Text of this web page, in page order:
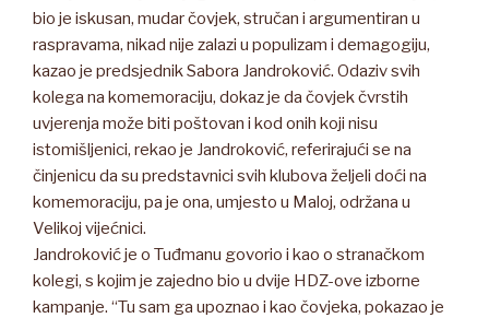
bio je iskusan, mudar čovjek, stručan i argumentiran u
raspravama, nikad nije zalazi u populizam i demagogiju,
kazao je predsjednik Sabora Jandroković. Odaziv svih
kolega na komemoraciju, dokaz je da čovjek čvrstih
uvjerenja može biti poštovan i kod onih koji nisu
istomišljenici, rekao je Jandroković, referirajući se na
činjenicu da su predstavnici svih klubova željeli doći na
komemoraciju, pa je ona, umjesto u Maloj, održana u
Velikoj vijećnici.
Jandroković je o Tuđmanu govorio i kao o stranačkom
kolegi, s kojim je zajedno bio u dvije HDZ-ove izborne
kampanje. “Tu sam ga upoznao i kao čovjeka, pokazao je